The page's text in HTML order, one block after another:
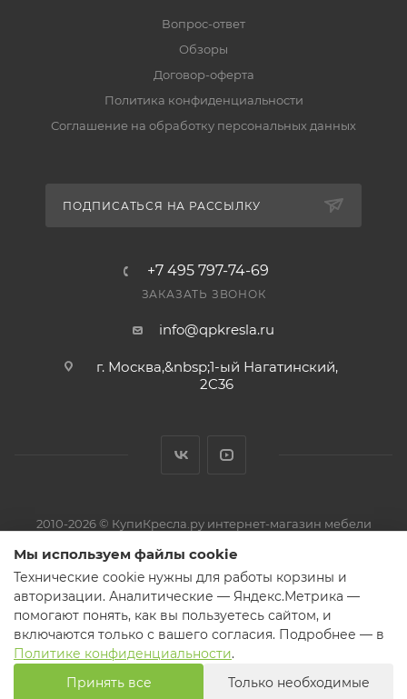
Вопрос-ответ
Обзоры
Договор-оферта
Политика конфиденциальности
Соглашение на обработку персональных данных
ПОДПИСАТЬСЯ НА РАССЫЛКУ
+7 495 797-74-69
ЗАКАЗАТЬ ЗВОНОК
info@qpkresla.ru
г. Москва,&nbsp;1-ый Нагатинский,
2C36
2010-2026 © КупиКресла.ру интернет-магазин мебели
ИП Пирожков Кирилл Сергеевич · ОГРНИП 313774626800150 ·
ИНН 774319727521
Претензии и обращения — на электронную почту магазина или
через форму обратной связи.
Мы используем файлы cookie
Технические cookie нужны для работы корзины и
авторизации. Аналитические — Яндекс.Метрика —
помогают понять, как вы пользуетесь сайтом, и
включаются только с вашего согласия. Подробнее — в
Политике конфиденциальности.
Принять все
Только необходимые